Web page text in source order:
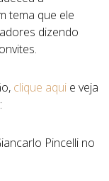
tema que ele
dizendo
clique aqui e veja
Pincelli no